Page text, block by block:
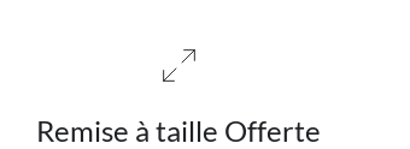
Remise à taille Offerte